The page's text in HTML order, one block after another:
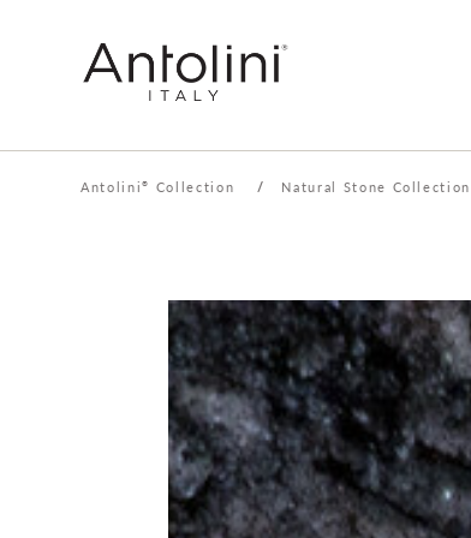
Antolini® Collection / Natural Stone Collection